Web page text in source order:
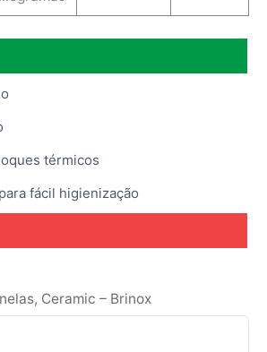
térmicos
fácil higienização
Ceramic – Brinox